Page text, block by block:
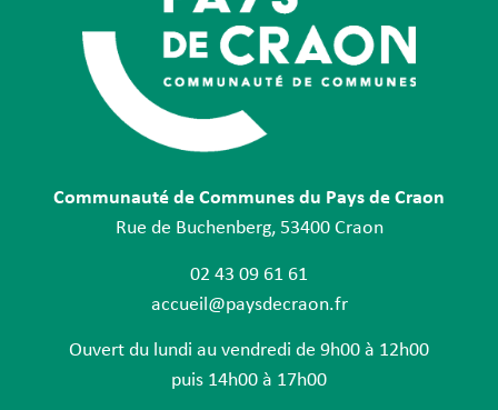
Communauté de Communes du Pays de Craon
Rue de Buchenberg, 53400 Craon
02 43 09 61 61
accueil@paysdecraon.fr
Ouvert du lundi au vendredi de 9h00 à 12h00
puis 14h00 à 17h00